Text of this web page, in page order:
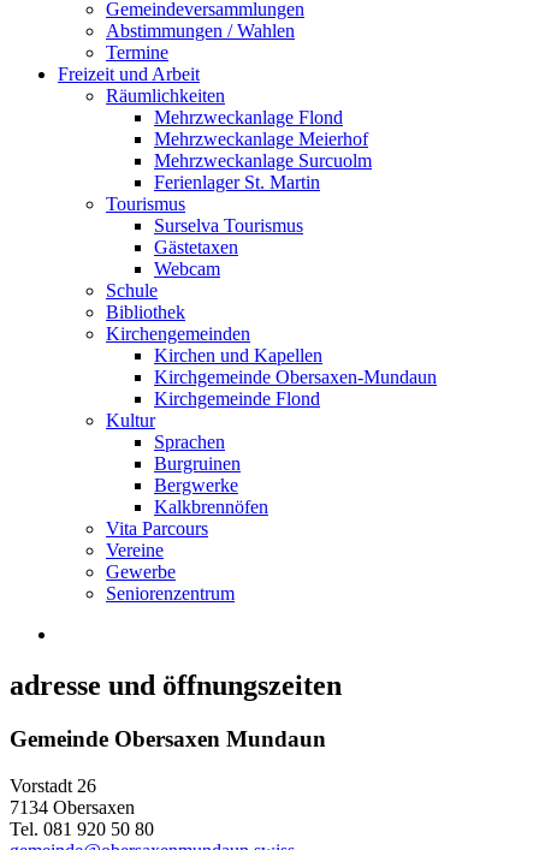
Gemeindeversammlungen
Abstimmungen / Wahlen
Termine
Freizeit und Arbeit
Räumlichkeiten
Mehrzweckanlage Flond
Mehrzweckanlage Meierhof
Mehrzweckanlage Surcuolm
Ferienlager St. Martin
Tourismus
Surselva Tourismus
Gästetaxen
Webcam
Schule
Bibliothek
Kirchengemeinden
Kirchen und Kapellen
Kirchgemeinde Obersaxen-Mundaun
Kirchgemeinde Flond
Kultur
Sprachen
Burgruinen
Bergwerke
Kalkbrennöfen
Vita Parcours
Vereine
Gewerbe
Seniorenzentrum
adresse und öffnungszeiten
Gemeinde Obersaxen Mundaun
Vorstadt 26
7134 Obersaxen
Tel. 081 920 50 80